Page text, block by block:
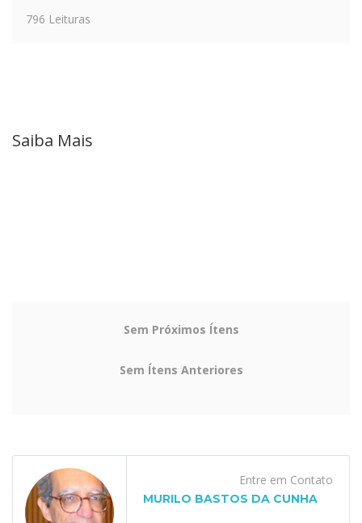
796 Leituras
Saiba Mais
Sem Próximos Ítens
Sem Ítens Anteriores
Entre em Contato
MURILO BASTOS DA CUNHA